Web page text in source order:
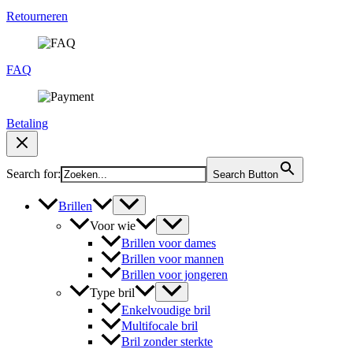
Retourneren
FAQ
Betaling
Search for: Search Button
Brillen
Voor wie
Brillen voor dames
Brillen voor mannen
Brillen voor jongeren
Type bril
Enkelvoudige bril
Multifocale bril
Bril zonder sterkte